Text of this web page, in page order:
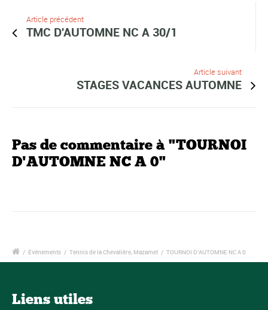
Article précédent
TMC D'AUTOMNE NC A 30/1
Article suivant
STAGES VACANCES AUTOMNE
Pas de commentaire à "TOURNOI
D'AUTOMNE NC A 0"
/ Événements / Tennis de la Chevalière, Mazamet / TOURNOI D’AUTOMNE NC A 0
Liens utiles